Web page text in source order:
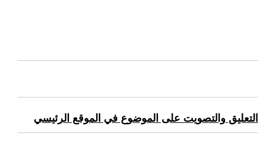
التعليق والتصويت على الموضوع في الموقع الرئيسي